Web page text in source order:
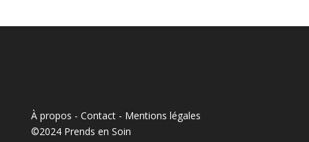
À propos - Contact- Mentions légales
©2024 Prends en Soin